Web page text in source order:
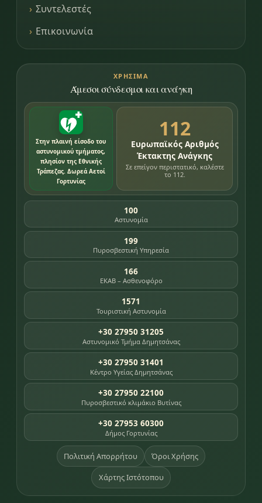
Συντελεστές
Επικοινωνία
ΧΡΉΣΙΜΑ
Άμεσοι σύνδεσμοι και ανάγκη
Στην πλαινή είσοδο του
αστυνομικού τμήματος,
πλησίον της Εθνικής
Τράπεζας. Δωρεά Αετοί
Γορτυνίας
112
Ευρωπαϊκός Αριθμός
Έκτακτης Ανάγκης
Σε επείγον περιστατικό, καλέστε
το 112.
100
Αστυνομία
199
Πυροσβεστική Υπηρεσία
166
ΕΚΑΒ – Ασθενοφόρο
1571
Τουριστική Αστυνομία
+30 27950 31205
Αστυνομικό Τμήμα Δημητσάνας
+30 27950 31401
Κέντρο Υγείας Δημητσάνας
+30 27950 22100
Πυροσβεστικό κλιμάκιο Βυτίνας
+30 27953 60300
Δήμος Γορτυνίας
Πολιτική Απορρήτου Όροι Χρήσης
Χάρτης Ιστότοπου